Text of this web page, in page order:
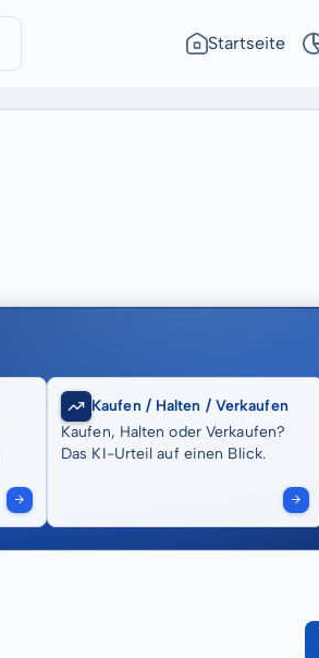
Startseite
Kaufen / Halten / Verkaufen
Kaufen, Halten oder Verkaufen?
Das KI-Urteil auf einen Blick.